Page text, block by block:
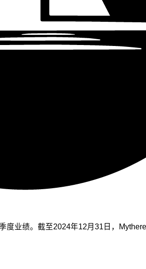
业绩。截至2024年12月31日，